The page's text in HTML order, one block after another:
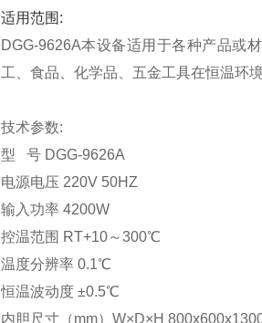
适用范围:
DGG-9626A本设备适用于各种产品或
工、食品、化学品、五金工具在恒温环
技术参数:
型 号 DGG-9626A
电源电压 220V 50HZ
输入功率
控温范围 RT+10～300℃
温度分辨率 0.1℃
恒温波动度 ±0.5℃
内胆尺寸（mm）W×D×H